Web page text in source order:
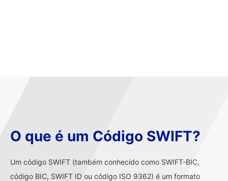
O que é um Código SWIFT?
Um código SWIFT (também conhecido como SWIFT-BIC,
código BIC, SWIFT ID ou código ISO 9362) é um formato